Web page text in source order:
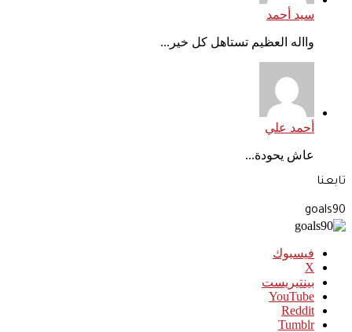
سيد أحمد
وااله العظيم تستاهل كل خير...
أحمد علي
عاش يحودة...
تابعنا
goals90
فيسبوك
‫X
بينتيريست
‫YouTube